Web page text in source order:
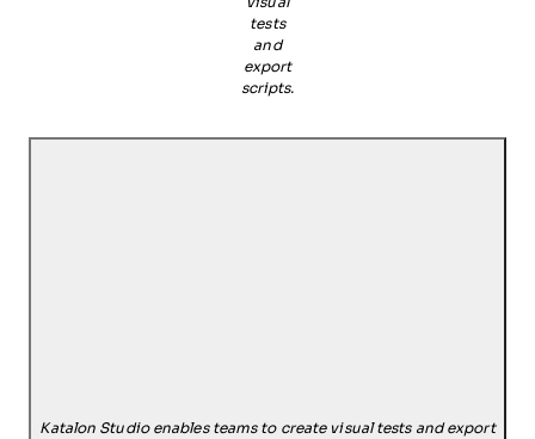
tests
and
export
scripts.
Katalon Studio enables teams to create visual tests and export